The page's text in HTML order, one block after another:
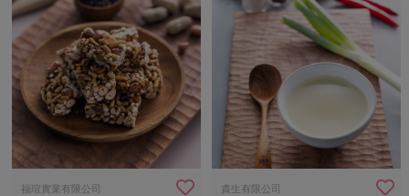
福瑄實業有限公司 責生有限公司